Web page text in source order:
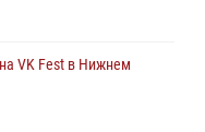
неделю выезжали
в Нижнем Новгороде
VK Fest в Нижнем